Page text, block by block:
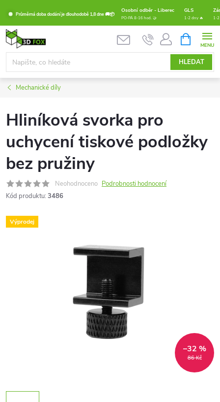
obsah
Průměrná doba dodání je dlouhodobě 1,8 dne 🚚📦
Osobní odběr - Liberec GLS
PO-PÁ 8-16 hod. 🤝 1-2 dny 🔥 1-
HLEDAT
NÁKUPNÍ
KOŠÍK
Mechanické díly
Hliníková svorka pro
uchycení tiskové podložky
bez pružiny
Neohodnoceno Podrobnosti hodnocení
Kód produktu: 3486
Výprodej
86 Kč
–32 %